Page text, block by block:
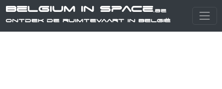
Belgium in Space.be
Ontdek de ruimtevaart in België